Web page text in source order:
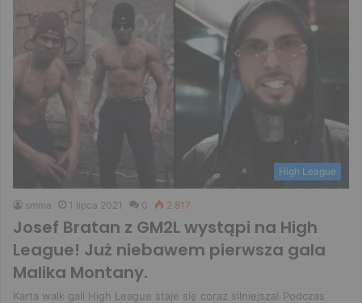
High League
smma 1 lipca 2021 0 2 817
Josef Bratan z GM2L wystąpi na High
League! Już niebawem pierwsza gala
Malika Montany.
Karta walk gali High League staje się coraz silniejsza! Podczas